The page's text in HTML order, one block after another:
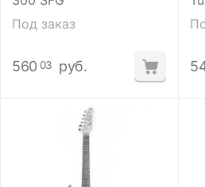
Под заказ
560 03 руб.